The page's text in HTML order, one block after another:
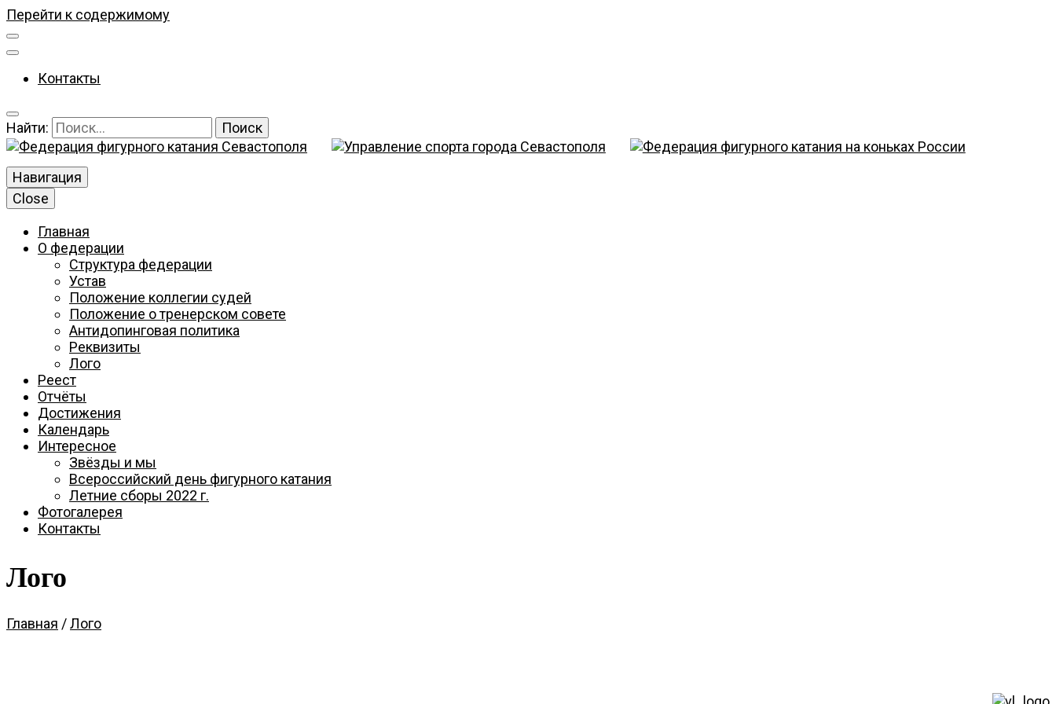
Перейти к содержимому
Контакты
Найти:
Федерация фигурного катания Севастополя
Федерация фигурного катания Севастополя
Навигация
Close
Главная
О федерации
Структура федерации
Устав
Положение коллегии судей
Положение о тренерском совете
Антидопинговая политика
Реквизиты
Лого
Реест
Отчёты
Достижения
Календарь
Интересное
Звёзды и мы
Всероссийский день фигурного катания
Летние сборы 2022 г.
Фотогалерея
Контакты
Лого
Главная /Лого